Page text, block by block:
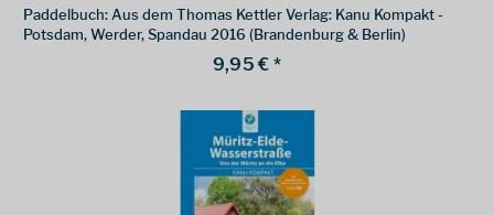
Paddelbuch: Aus dem Thomas Kettler Verlag: Kanu Kompakt -
Potsdam, Werder, Spandau 2016 (Brandenburg & Berlin)
9,95 € *